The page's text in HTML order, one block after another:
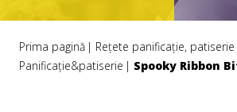
Prima pagină
Rețete panificație,
Panificație&patiserie
Spooky Ribbon